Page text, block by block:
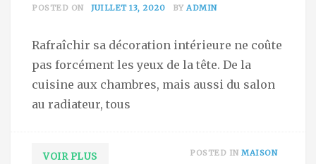
POSTED ON JUILLET 13, 2020 BY ADMIN
Rafraîchir sa décoration intérieure ne coûte
pas forcément les yeux de la tête. De la
cuisine aux chambres, mais aussi du salon
au radiateur, tous
VOIR PLUS POSTED IN MAISON